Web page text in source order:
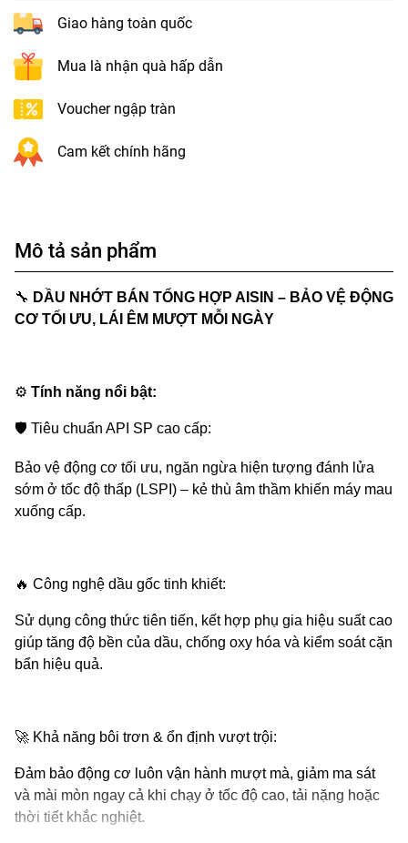
Giao hàng toàn quốc
Mua là nhận quà hấp dẫn
Voucher ngập tràn
Cam kết chính hãng
Mô tả sản phẩm
🔧 DẦU NHỚT BÁN TỔNG HỢP AISIN – BẢO VỆ ĐỘNG
CƠ TỐI ƯU, LÁI ÊM MƯỢT MỖI NGÀY
⚙️ Tính năng nổi bật:
🛡 Tiêu chuẩn API SP cao cấp:
Bảo vệ động cơ tối ưu, ngăn ngừa hiện tượng đánh lửa
sớm ở tốc độ thấp (LSPI) – kẻ thù âm thầm khiến máy mau
xuống cấp.
🔥 Công nghệ dầu gốc tinh khiết:
Sử dụng công thức tiên tiến, kết hợp phụ gia hiệu suất cao
giúp tăng độ bền của dầu, chống oxy hóa và kiểm soát cặn
bẩn hiệu quả.
🚀 Khả năng bôi trơn & ổn định vượt trội:
Đảm bảo động cơ luôn vận hành mượt mà, giảm ma sát
và mài mòn ngay cả khi chạy ở tốc độ cao, tải nặng hoặc
thời tiết khắc nghiệt.